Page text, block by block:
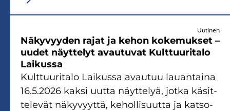
Uutinen
Nä­ky­vyy­den rajat ja kehon ko­ke­muk­set –
uudet näyt­te­lyt avau­tu­vat Kult­tuu­ri­ta­lo
Lai­kus­sa
Kult­tuu­ri­ta­lo Lai­kus­sa avau­tuu lau­an­tai­na
16.5.2026 kaksi uutta näyt­te­lyä, jotka kä­sit­
te­le­vät nä­ky­vyyt­tä, ke­hol­li­suut­ta ja kat­so­